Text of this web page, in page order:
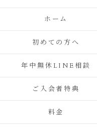
ホーム
初めての方へ
年中無休LINE相談
ご入会者特典
料金